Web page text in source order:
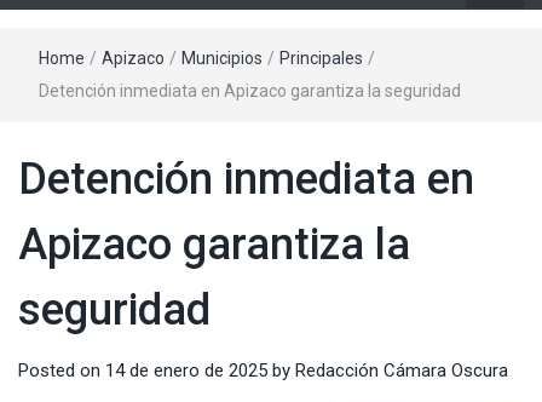
Home / Apizaco / Municipios / Principales /
Detención inmediata en Apizaco garantiza la seguridad
Detención inmediata en
Apizaco garantiza la
seguridad
Posted on 14 de enero de 2025 by Redacción Cámara Oscura